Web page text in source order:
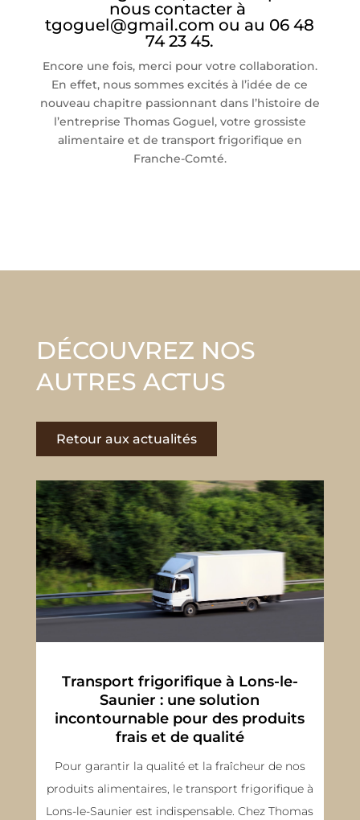
nous contacter à
tgoguel@gmail.com ou au 06 48
74 23 45.
Encore une fois, merci pour votre collaboration.
En effet, nous sommes excités à l’idée de ce
nouveau chapitre passionnant dans l’histoire de
l’entreprise Thomas Goguel, votre grossiste
alimentaire et de transport frigorifique en
Franche-Comté.
DÉCOUVREZ NOS
AUTRES ACTUS
Retour aux actualités
Transport frigorifique à Lons-le-
Saunier : une solution
incontournable pour des produits
frais et de qualité
Pour garantir la qualité et la fraîcheur de nos
produits alimentaires, le transport frigorifique à
Lons-le-Saunier est indispensable. Chez Thomas